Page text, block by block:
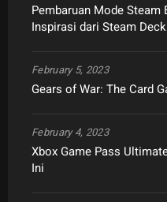
Pembaruan Mode
Inspirasi dari Steam Deck
Gears of War: The Card
February 5, 2023
Xbox Game Pass
Ini
February 4, 2023